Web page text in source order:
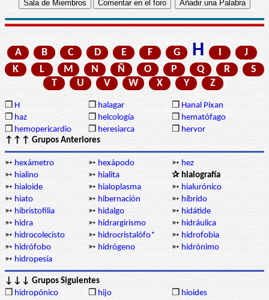
A B C D E F G H I
J
K
L M N Ñ O P Q R
S
T
U V W X Y Z
❒ H ❒ halagar ❒ Hanal Pixan
❒ haz ❒ helcología ❒ hematófago
❒ hemopericardio ❒ heresiarca ❒ hervor
↑↑↑ Grupos Anteriores
➳ hexámetro ➳ hexápodo ➳ hez
➳ hialino ➳ hialita
✰ hialografía
➳ hialoide ➳ hialoplasma ➳ hialurónico
➳ hiato ➳ hibernación ➳ híbrido
➳ hibristofilia ➳ hidalgo ➳ hidátide
➳ hidra ➳ hidrargirismo ➳ hidráulica
➳ hidrocolecisto ➳ hidrocristalófo* ➳ hidrofobia
➳ hidrófobo ➳ hidrógeno ➳ hidrónimo
➳ hidropesía
↓↓↓ Grupos Siguientes
❒ hidropónico ❒ hijo ❒ hioides